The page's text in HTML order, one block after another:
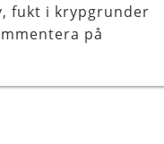
fukt i krypgrunder
på